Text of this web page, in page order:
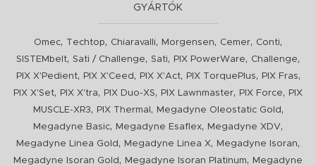
GYÁRTÓK
Omec, Techtop, Chiaravalli, Morgensen, Cemer, Conti,
SISTEMbelt, Sati / Challenge, Sati, PIX PowerWare, Challenge,
PIX X'Pedient, PIX X'Ceed , PIX X'Act, PIX TorquePlus, PIX Fras,
PIX X'Set, PIX X'tra, PIX Duo-XS, PIX Lawnmaster, PIX Force,
PIX
MUSCLE-XR3, PIX Thermal , Megadyne Oleostatic Gold ,
Megadyne Basic, Megadyne Esaflex, Megadyne XDV,
Megadyne Linea Gold , Megadyne Linea X, Megadyne Isoran,
Megadyne Isoran Gold , Megadyne Isoran Platinum,
Megadyne